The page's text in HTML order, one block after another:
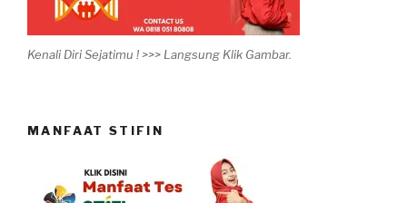
Kenali Diri Sejatimu ! >>> Langsung Klik Gambar.
MANFAAT STIFIN